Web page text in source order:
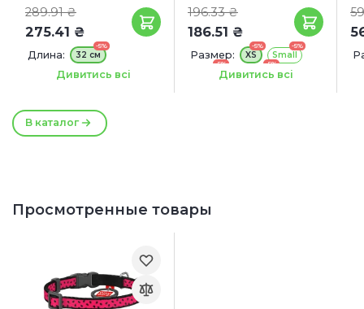
В каталог
289.91 ₴
275.41 ₴
Длина:
-5%
32 см
Ширина: 10 мм
Дивитись всі
196.33 ₴
186.51 ₴
Размер:
-5%
XS
-5%
Small
-5% -5%
Medium
Дивитись всі
Просмотренные товары